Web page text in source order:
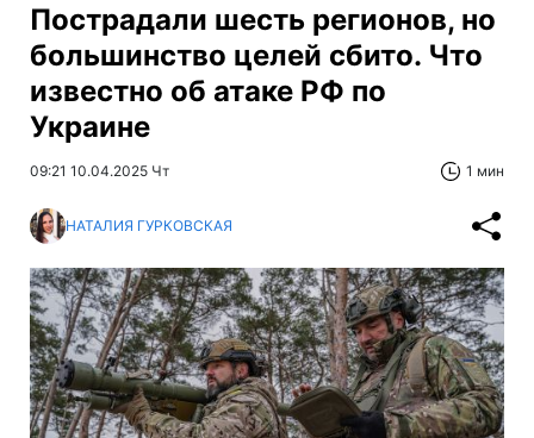
Пострадали шесть регионов, но
большинство целей сбито. Что
известно об атаке РФ по
Украине
09:21 10.04.2025 Чт 1 мин
НАТАЛИЯ ГУРКОВСКАЯ